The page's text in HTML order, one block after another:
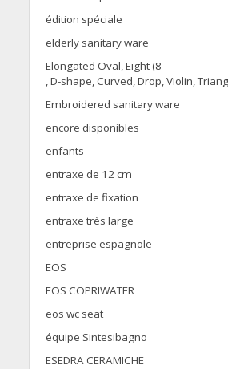
édition spéciale
elderly sanitary ware
Elongated Oval, Eight (8
, D-shape, Curved, Drop, Violin,
Embroidered sanitary ware
encore disponibles
enfants
entraxe de 12 cm
entraxe de fixation
entraxe très large
entreprise espagnole
EOS
EOS COPRIWATER
eos wc seat
équipe Sintesibagno
ESEDRA CERAMICHE